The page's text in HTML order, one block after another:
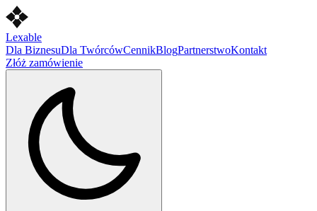
Lexable
Dla BiznesuDla TwórcówCennikBlogPartnerstwoKontakt
Złóż zamówienie